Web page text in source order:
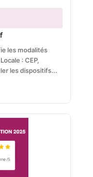
les modalités
: CEP,
les dispositifs...